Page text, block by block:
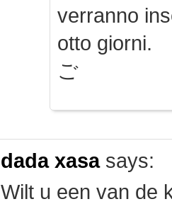
verranno
otto giorni.
ご
dada xasasays:
Wilt u een van de